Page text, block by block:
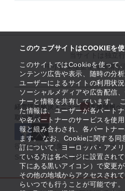
このウェブサイトはCOOKIEを
このサイトではCookieを使って
ンテンツ広告や表示、随時の分
ユーザーによるサイトの利用状
ソーシャルメディアや広告配信
ナーと情報を共有しています。
た情報は、ユーザーが各パート
や各パートナーのサービスを使
報と組み合わされ、各パートナ
ます。 なお、Cookieに関する同
訂について、ヨーロッパ・アメ
ている方は各ページに設置され
下にある黒いアイコン）で変更
その他の地域からアクセスされ
らいつでも行うことが可能です
中小企業基盤整備機構が
経営課題解決メニュー 支援情報ヘ
取組事例
役立つリンク集 サイトマップ
SNS公式アカウント一覧
ウ